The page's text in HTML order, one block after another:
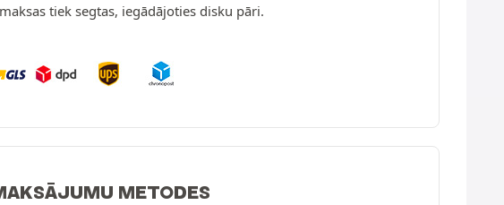
tiek segtas, iegādājoties disku pāri.
METODES